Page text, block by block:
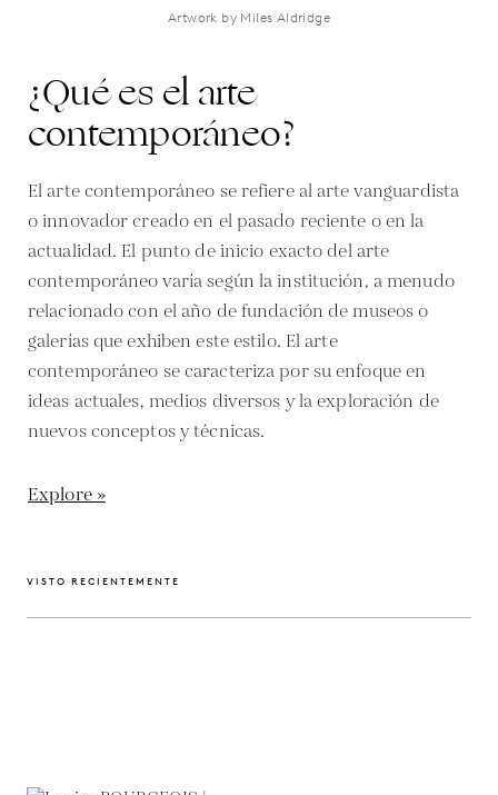
Artwork by Miles Aldridge
¿Qué es el arte
contemporáneo?
El arte contemporáneo se refiere al arte vanguardista
o innovador creado en el pasado reciente o en la
actualidad. El punto de inicio exacto del arte
contemporáneo varía según la institución, a menudo
relacionado con el año de fundación de museos o
galerías que exhiben este estilo. El arte
contemporáneo se caracteriza por su enfoque en
ideas actuales, medios diversos y la exploración de
nuevos conceptos y técnicas.
Explore »
VISTO RECIENTEMENTE